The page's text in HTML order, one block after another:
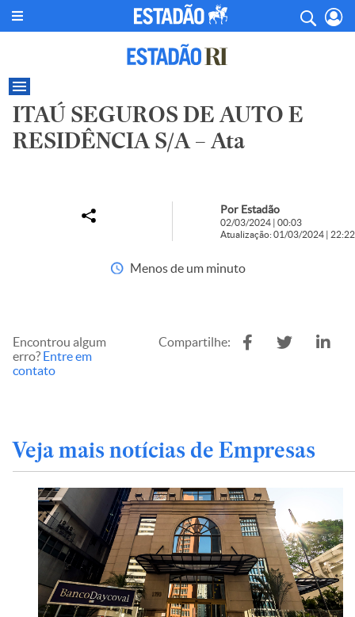
ITAÚ SEGUROS DE AUTO E
RESIDÊNCIA S/A – Ata
Por Estadão
02/03/2024 | 00:03
Atualização: 01/03/2024 | 22:22
Menos de um minuto
Encontrou algum
erro? Entre em
contato
Compartilhe:
Veja mais notícias de Empresas